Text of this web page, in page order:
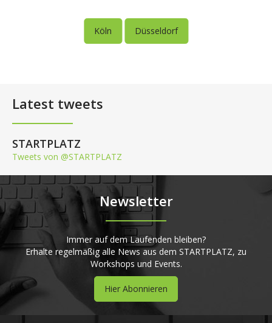
Köln Düsseldorf
Latest tweets
STARTPLATZ
Tweets von @STARTPLATZ
Newsletter
Immer auf dem Laufenden bleiben?
Erhalte regelmäßig alle News aus dem STARTPLATZ, zu
Workshops und Events.
Hier Abonnieren